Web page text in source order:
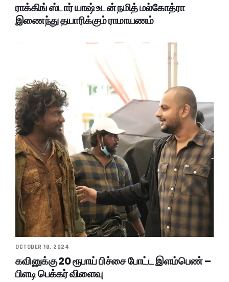
ராக்கிங் ஸ்டார் யாஷ் உடன் நமித் மல்கோத்ரா
இணைந்து தயாரிக்கும் ராமாயணம்
OCTOBER 18, 2024
கவினுக்கு 20 ரூபாய் பிச்சை போட்ட இளம்பெண் –
பிளடி பெக்கர் விளைவு